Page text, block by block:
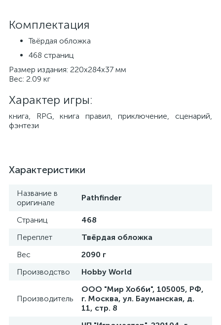
Комплектация
Твёрдая обложка
468 страниц
Размер издания: 220x284x37 мм
Вес: 2.09 кг
Характер игры:
книга, RPG, книга правил, приключение, сценарий,
фэнтези
Характеристики
Название в
оригинале
Pathfinder
Страниц
468
Переплет
Твёрдая обложка
Вес
2090 г
Производство
Hobby World
Производитель
ООО "Мир Хобби", 105005, РФ,
г. Москва, ул. Бауманская, д.
11, стр. 8